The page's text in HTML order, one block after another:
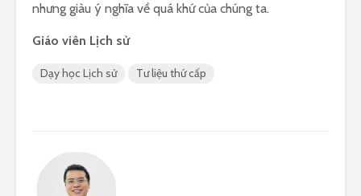
nhưng giàu ý nghĩa về quá khứ của chúng ta.
Giáo viên Lịch sử
Dạy học Lịch sử Tư liệu thứ cấp